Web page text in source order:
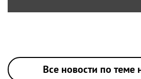
Все новости по теме